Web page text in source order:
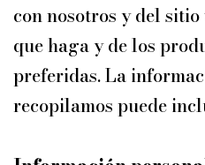
con nosotros y del
que haga y de los
preferidas. La
recopilamos puede